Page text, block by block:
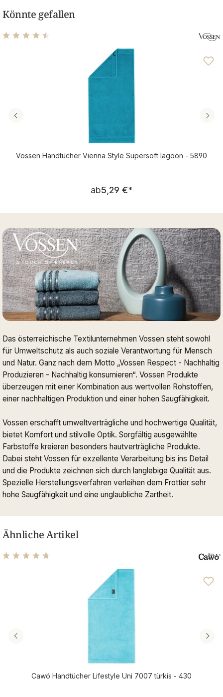
Könnte gefallen
Durchschnittliche Bewertung von 4.46 von 5 Sternen
Vossen Handtücher Vienna Style Supersoft lagoon - 5890
Regulärer Preis:
ab5,29 €*
Das österreichische Textilunternehmen Vossen steht sowohl
für Umweltschutz als auch soziale Verantwortung für Mensch
und Natur. Ganz nach dem Motto „Vossen Respect - Nachhaltig
Produzieren - Nachhaltig konsumieren“. Vossen Produkte
überzeugen mit einer Kombination aus wertvollen Rohstoffen,
einer nachhaltigen Produktion und einer hohen Saugfähigkeit.
Vossen erschafft umweltverträgliche und hochwertige Qualität,
bietet Komfort und stilvolle Optik. Sorgfältig ausgewählte
Farbstoffe kreieren besonders hautverträgliche Produkte.
Dabei steht Vossen für exzellente Verarbeitung bis ins Detail
und die Produkte zeichnen sich durch langlebige Qualität aus.
Spezielle Herstellungsverfahren verleihen dem Frottier sehr
hohe Saugfähigkeit und eine unglaubliche Zartheit.
Ähnliche Artikel
Durchschnittliche Bewertung von 4.63 von 5 Sternen
Cawö Handtücher Lifestyle Uni 7007 türkis - 430